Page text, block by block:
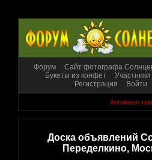
Форум Сайт фотографа
Букеты из конфет
Участники
Регистрация
Войти
Активные
Доска объявлений
Переделкино,